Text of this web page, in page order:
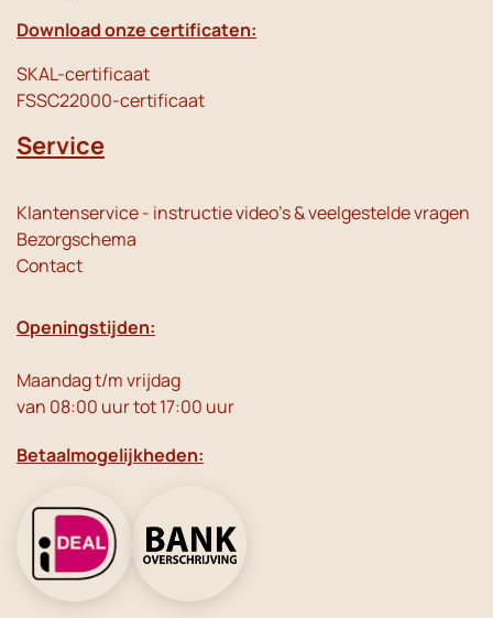
Download onze certificaten:
SKAL-certificaat
FSSC22000-certificaat
Service
Klantenservice - instructie video's & veelgestelde vragen
Bezorgschema
Contact
Openingstijden:
Maandag t/m vrijdag
van 08:00 uur tot 17:00 uur
Betaalmogelijkheden: